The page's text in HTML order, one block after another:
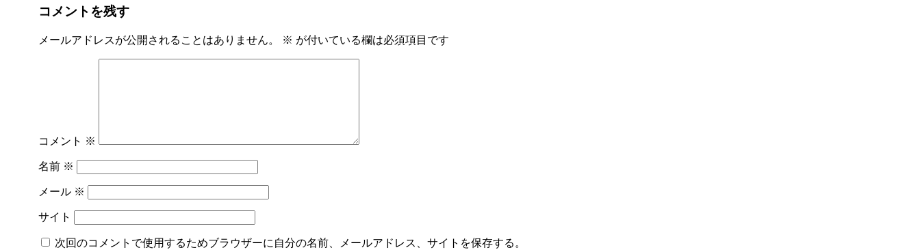
コメントを残す
メールアドレスが公開されることはありません。 ※ が付いている欄は必須項目です
コメント ※
名前 ※
メール ※
サイト
次回のコメントで使用するためブラウザーに自分の名前、メールアドレス、サイトを保存する。